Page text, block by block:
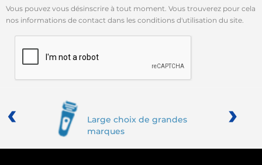
Vous pouvez vous désinscrire à tout moment. Vous trouverez pour cela
nos informations de contact dans les conditions d'utilisation du site.
Large choix de grandes
marques
‹ ›